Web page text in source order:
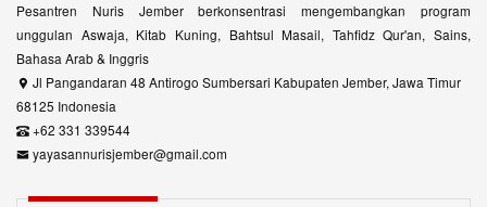
Pesantren Nuris Jember berkonsentrasi mengembangkan program
unggulan Aswaja, Kitab Kuning, Bahtsul Masail, Tahfidz Qur'an, Sains,
Bahasa Arab & Inggris
Jl Pangandaran 48 Antirogo Sumbersari Kabupaten Jember, Jawa Timur
68125 Indonesia
+62 331 339544
yayasannurisjember@gmail.com